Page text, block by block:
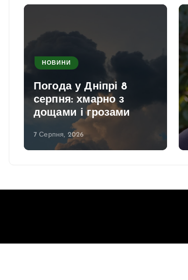
НОВИНИ
Погода у Дніпрі 8
серпня: хмарно з
дощами і грозами
7 Серпня, 2026